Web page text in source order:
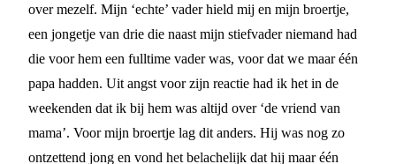
over mezelf. Mijn ‘echte’ vader hield mij en mijn broertje,
een jongetje van drie die naast mijn stiefvader niemand had
die voor hem een fulltime vader was, voor dat we maar één
papa hadden. Uit angst voor zijn reactie had ik het in de
weekenden dat ik bij hem was altijd over ‘de vriend van
mama’. Voor mijn broertje lag dit anders. Hij was nog zo
ontzettend jong en vond het belachelijk dat hij maar één